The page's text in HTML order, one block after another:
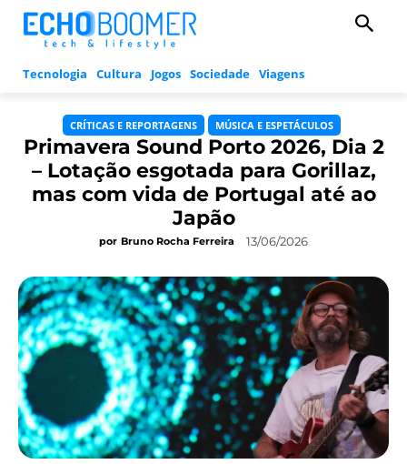
Tecnologia Cultura Jogos Sociedade Viagens
CRÍTICAS E REPORTAGENS MÚSICA E ESPETÁCULOS
Primavera Sound Porto 2026, Dia 2
– Lotação esgotada para Gorillaz,
mas com vida de Portugal até ao
Japão
por Bruno Rocha Ferreira 13/06/2026